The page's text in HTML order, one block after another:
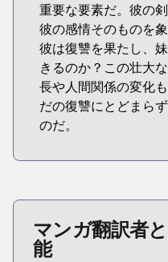
重要な要素だ。彼の
彼の感情そのものを
彼は復讐を果たし、
きるのか？この壮大
長や人間関係の変化
だの復讐にとどまら
のだ。
マンガ翻訳者
能